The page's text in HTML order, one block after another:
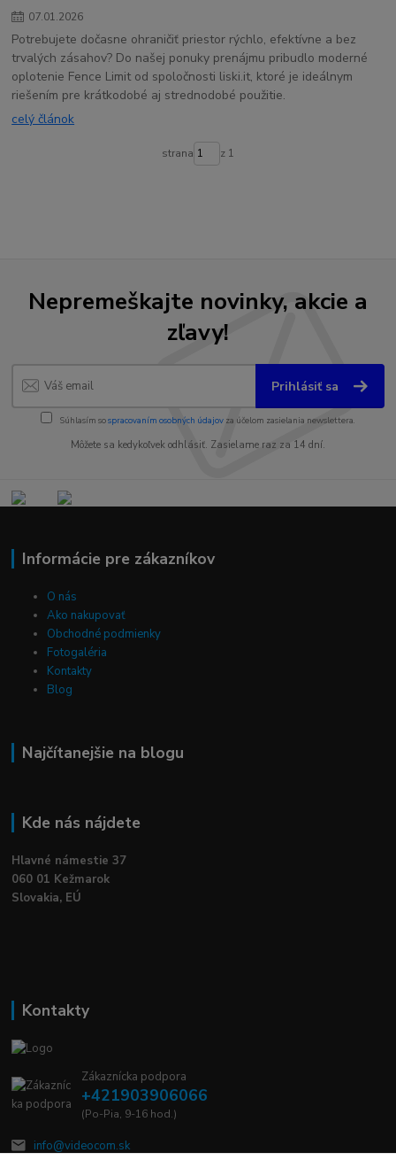
07.01.2026
Potrebujete dočasne ohraničiť priestor rýchlo, efektívne a bez
trvalých zásahov? Do našej ponuky prenájmu pribudlo moderné
oplotenie Fence Limit od spoločnosti liski.it, ktoré je ideálnym
riešením pre krátkodobé aj strednodobé použitie.
celý článok
strana z 1
Nepremeškajte novinky, akcie a
zľavy!
Prihlásiť sa
Súhlasím sospracovaním osobných údajov za účelom zasielania newslettera.
Môžete sa kedykoľvek odhlásiť. Zasielame raz za 14 dní.
Informácie pre zákazníkov
O nás
Ako nakupovať
Obchodné podmienky
Fotogaléria
Kontakty
Blog
Najčítanejšie na blogu
Kde nás nájdete
Hlavné námestie 37
060 01 Kežmarok
Slovakia, EÚ
Kontakty
Zákaznícka podpora
+421903906066
(Po-Pia, 9-16 hod.)
info@videocom.sk